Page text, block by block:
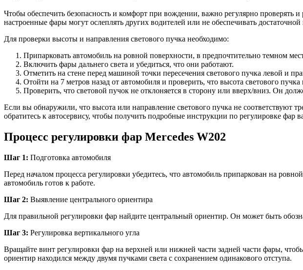
Чтобы обеспечить безопасность и комфорт при вождении, важно регулярно проверять
настроенные фары могут ослеплять других водителей или не обеспечивать
Для проверки высоты и направления светового пучка необходимо:
Припарковать автомобиль на ровной поверхности, в предпочтительно темном
Включить фары дальнего света и убедиться, что они работают.
Отметить на стене перед машиной точки пересечения светового пучка левой и
Отойти на 7 метров назад от автомобиля и проверить, что высота светового
Проверить, что световой пучок не отклоняется в сторону или вверх/вниз. Он
Если вы обнаружили, что высота или направление светового пучка не соответствуют
обратитесь к автосервису, чтобы получить подробные инструкции по регулировке фар
Процесс регулировки фар Mercedes W202
Шаг 1: Подготовка автомобиля
Перед началом процесса регулировки убедитесь, что автомобиль припаркован на
автомобиль готов к работе.
Шаг 2: Выявление центрального ориентира
Для правильной регулировки фар найдите центральный ориентир. Он может быть
Шаг 3: Регулировка вертикального угла
Вращайте винт регулировки фар на верхней или нижней части задней части фары,
ориентир находился между двумя пучками света с сохранением одинакового отступа.